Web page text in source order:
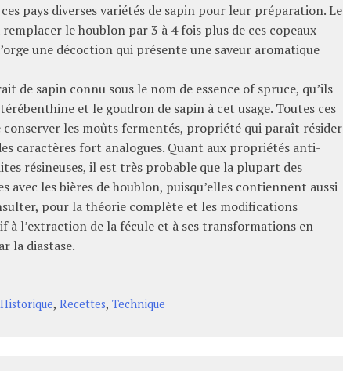
pays diverses variétés de sapin pour leur préparation.Le
le houblon par 3 à 4 fois plus de ces copeaux
une décoction qui présente une saveur aromatique
de sapin connu sous le nom de essence ofspruce, qu’ils
et le goudron de sapin à cet usage. Toutes ces
les moûts fermentés, propriété qui paraît résider
caractères fort analogues. Quant aux propriétés anti-
résineuses, il est très probable que la plupart des
avec les bières de houblon, puisqu’elles contiennent aussi
pour la théorie complète et les modifications
l’extraction de la fécule et à ses transformations en
la diastase.
Historique,Recettes,Technique